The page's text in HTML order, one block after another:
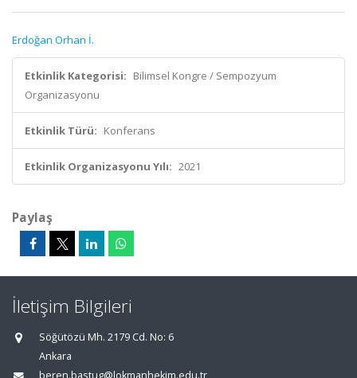
Erdoğan Orhan İ.
Etkinlik Kategorisi: Bilimsel Kongre / Sempozyum
Organizasyonu
Etkinlik Türü: Konferans
Etkinlik Organizasyonu Yılı: 2021
Paylaş
İletişim Bilgileri
Söğütözü Mh. 2179 Cd. No: 6
Ankara
beren.bastug@lokmanhekim.edu.tr